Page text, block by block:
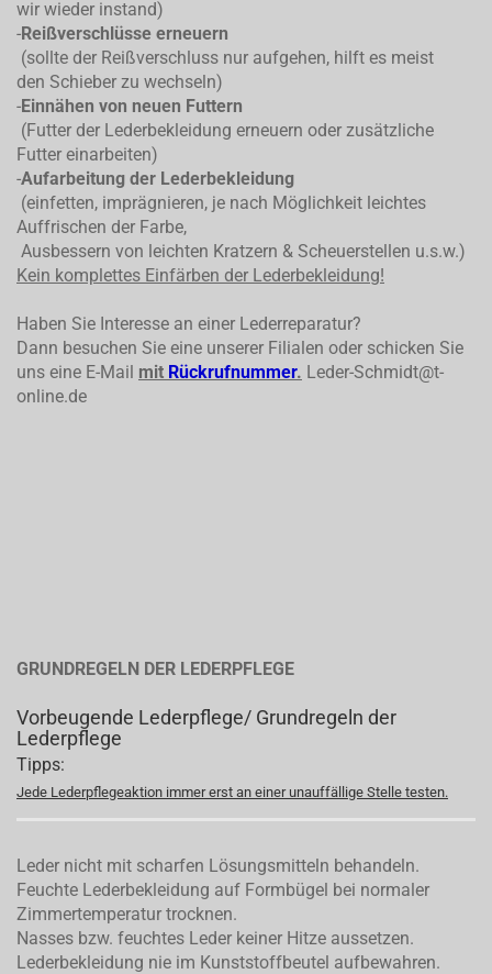
wir wieder instand)
-Reißverschlüsse erneuern
(sollte der Reißverschluss nur aufgehen, hilft es meist
den Schieber zu wechseln)
-Einnähen von neuen Futtern
(Futter der Lederbekleidung erneuern oder zusätzliche
Futter einarbeiten)
-Aufarbeitung der Lederbekleidung
(einfetten, imprägnieren, je nach Möglichkeit leichtes
Auffrischen der Farbe,
Ausbessern von leichten Kratzern & Scheuerstellen u.s.w.)
Kein komplettes Einfärben der Lederbekleidung!
Haben Sie Interesse an einer Lederreparatur?
Dann besuchen Sie eine unserer Filialen oder schicken Sie
uns eine E-Mail mit Rückrufnummer. Leder-Schmidt@t-
online.de
GRUNDREGELN DER LEDERPFLEGE
Vorbeugende Lederpflege/ Grundregeln der
Lederpflege
Tipps:
Jede Lederpflegeaktion immer erst an einer unauffällige Stelle testen.
Leder nicht mit scharfen Lösungsmitteln behandeln.
Feuchte Lederbekleidung auf Formbügel bei normaler
Zimmertemperatur trocknen.
Nasses bzw. feuchtes Leder keiner Hitze aussetzen.
Lederbekleidung nie im Kunststoffbeutel aufbewahren.